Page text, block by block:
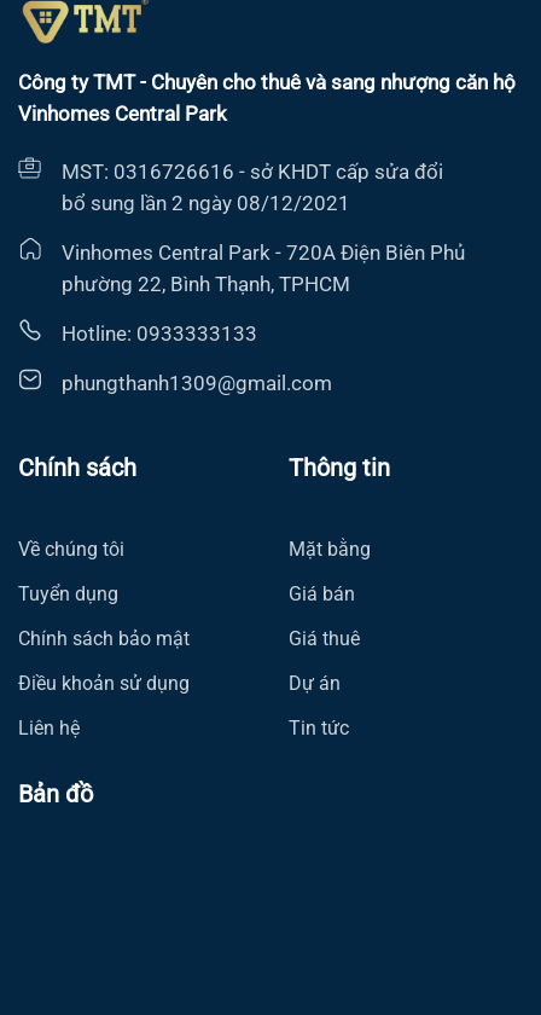
Công ty TMT - Chuyên cho thuê và sang nhượng căn hộ
Vinhomes Central Park
MST: 0316726616 - sở KHDT cấp sửa đổi
bổ sung lần 2 ngày 08/12/2021
Vinhomes Central Park - 720A Điện Biên Phủ
phường 22, Bình Thạnh, TPHCM
Hotline: 0933333133
phungthanh1309@gmail.com
Chính sách
Về chúng tôi
Tuyển dụng
Chính sách bảo mật
Điều khoản sử dụng
Liên hệ
Thông tin
Mặt bằng
Giá bán
Giá thuê
Dự án
Tin tức
Bản đồ